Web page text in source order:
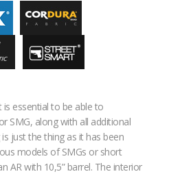
essential to be able to
SMG, along with all additional
just the thing as it has been
models of SMGs or short
AR with 10,5” barrel. The interior